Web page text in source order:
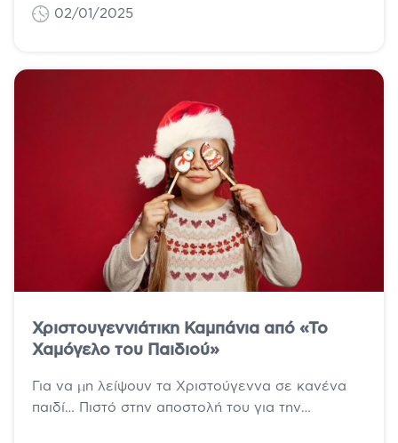
02/01/2025
Χριστουγεννιάτικη Καμπάνια από «Το
Χαμόγελο του Παιδιού»
Για να μη λείψουν τα Χριστούγεννα σε κανένα
παιδί… Πιστό στην αποστολή του για την